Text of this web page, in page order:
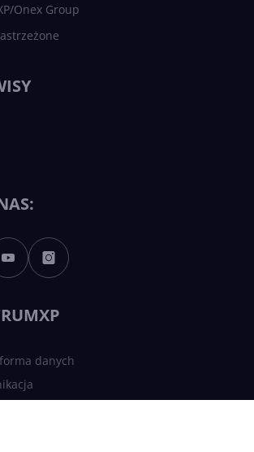
Sztuczna inteligencja po
polsku. Dość barier
Onex Group
danych